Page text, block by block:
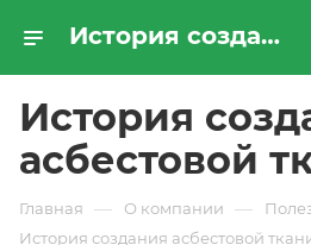
История создания асбестовой ткани | Статьи от ООО «Промресурссервис»
История
асбестовой
Главная — О компании —
История создания асбестовой